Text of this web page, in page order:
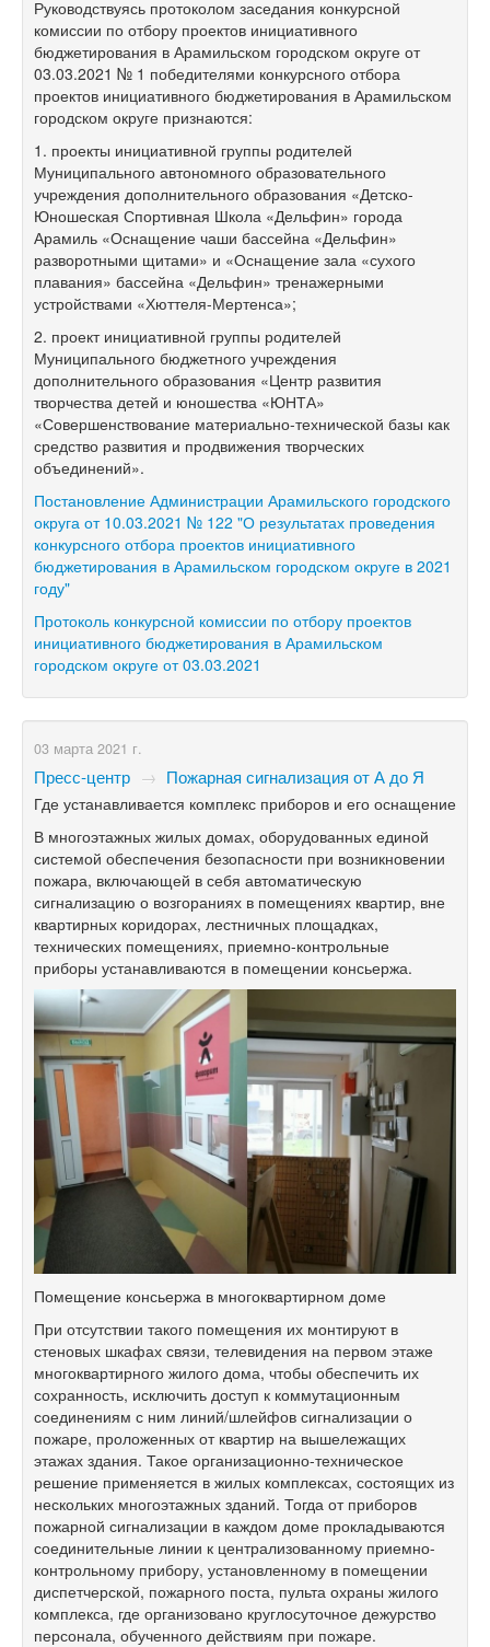
Руководствуясь протоколом заседания конкурсной
комиссии по отбору проектов инициативного
бюджетирования в Арамильском городском округе от
03.03.2021 № 1 победителями конкурсного отбора
проектов инициативного бюджетирования в Арамильском
городском округе признаются:
1. проекты инициативной группы родителей
Муниципального автономного образовательного
учреждения дополнительного образования «Детско-
Юношеская Спортивная Школа «Дельфин» города
Арамиль «Оснащение чаши бассейна «Дельфин»
разворотными щитами» и «Оснащение зала «сухого
плавания» бассейна «Дельфин» тренажерными
устройствами «Хюттеля-Мертенса»;
2. проект инициативной группы родителей
Муниципального бюджетного учреждения
дополнительного образования «Центр развития
творчества детей и юношества «ЮНТА»
«Совершенствование материально-технической базы как
средство развития и продвижения творческих
объединений».
Постановление Администрации Арамильского городского
округа от 10.03.2021 № 122 "О результатах проведения
конкурсного отбора проектов инициативного
бюджетирования в Арамильском городском округе в 2021
году"
Протоколь конкурсной комиссии по отбору проектов
инициативного бюджетирования в Арамильском
городском округе от 03.03.2021
03 марта 2021 г.
Пресс-центр → Пожарная сигнализация от А до Я
Где устанавливается комплекс приборов и его оснащение
В многоэтажных жилых домах, оборудованных единой
системой обеспечения безопасности при возникновении
пожара, включающей в себя автоматическую
сигнализацию о возгораниях в помещениях квартир, вне
квартирных коридорах, лестничных площадках,
технических помещениях, приемно-контрольные
приборы устанавливаются в помещении консьержа.
Помещение консьержа в многоквартирном доме
При отсутствии такого помещения их монтируют в
стеновых шкафах связи, телевидения на первом этаже
многоквартирного жилого дома, чтобы обеспечить их
сохранность, исключить доступ к коммутационным
соединениям с ним линий/шлейфов сигнализации о
пожаре, проложенных от квартир на вышележащих
этажах здания. Такое организационно-техническое
решение применяется в жилых комплексах, состоящих из
нескольких многоэтажных зданий. Тогда от приборов
пожарной сигнализации в каждом доме прокладываются
соединительные линии к централизованному приемно-
контрольному прибору, установленному в помещении
диспетчерской, пожарного поста, пульта охраны жилого
комплекса, где организовано круглосуточное дежурство
персонала, обученного действиям при пожаре.